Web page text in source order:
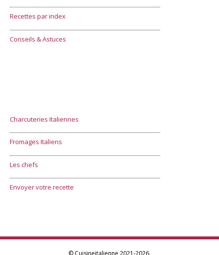
Recettes par index
Conseils & Astuces
Charcuteries Italiennes
Fromages Italiens
Les chefs
Envoyer votre recette